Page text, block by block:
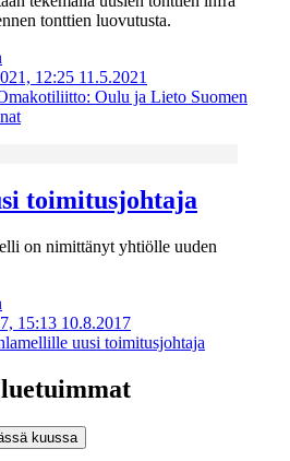
tonttien luovutusta.
12:25 11.5.2021
Oulu ja Lieto Suomen
toimitusjohtaja
on nimittänyt yhtiölle uuden
15:13 10.8.2017
uusi toimitusjohtaja
kuussa